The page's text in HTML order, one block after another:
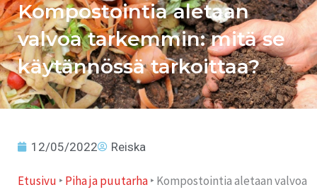
Kompostointia aletaan
valvoa tarkemmin: mitä se
käytännössä tarkoittaa?
12/05/2022 Reiska
Etusivu ‣Piha ja puutarha‣Kompostointia aletaan valvoa